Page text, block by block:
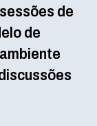
de
de